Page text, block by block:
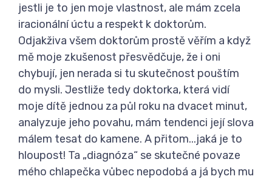
jestli je to jen moje vlastnost, ale mám zcela
iracionální úctu a respekt k doktorům.
Odjakživa všem doktorům prostě věřím a když
mě moje zkušenost přesvědčuje, že i oni
chybují, jen nerada si tu skutečnost pouštím
do mysli. Jestliže tedy doktorka, která vidí
moje dítě jednou za půl roku na dvacet minut,
analyzuje jeho povahu, mám tendenci její slova
málem tesat do kamene. A přitom...jaká je to
hloupost! Ta „diagnóza“ se skutečné povaze
mého chlapečka vůbec nepodobá a já bych mu